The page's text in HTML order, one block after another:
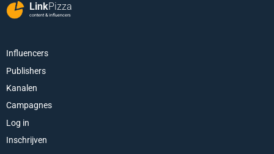
LinkPizza
content & influencers
Influencers
Publishers
Kanalen
Campagnes
Log in
Inschrijven